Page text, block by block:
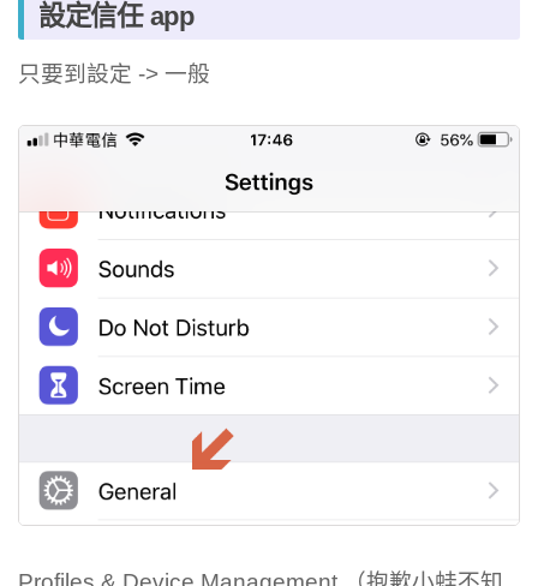
設定信任 app
只要到設定 -> 一般